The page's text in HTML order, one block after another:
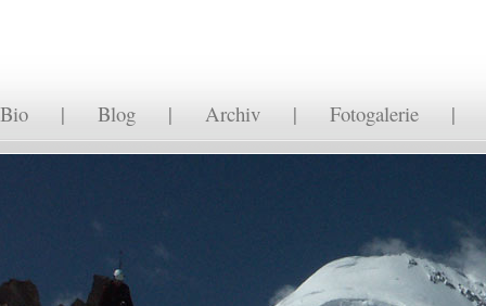
Bio | Blog | Archiv | Fotogalerie